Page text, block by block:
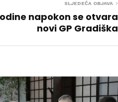
SLJEDEĆA OBJAVA
napokon se otvara
novi GP Gradiška